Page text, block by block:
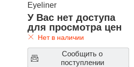
Eyeliner
У Вас нет доступа
для просмотра цен
Нет в наличии
Сообщить о
поступлении